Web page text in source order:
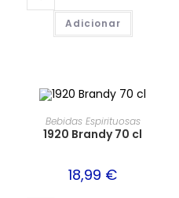
Adicionar
Bebidas Espirituosas
1920 Brandy 70 cl
18,99 €